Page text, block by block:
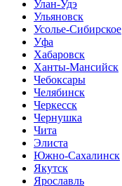
Улан-Удэ
Ульяновск
Усолье-Сибирское
Уфа
Хабаровск
Ханты-Мансийск
Чебоксары
Челябинск
Черкесск
Чернушка
Чита
Элиста
Южно-Сахалинск
Якутск
Ярославль